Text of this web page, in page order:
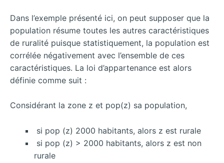
Dans l’exemple présenté ici, on peut supposer que la
population résume toutes les autres caractéristiques
de ruralité puisque statistiquement, la population est
corrélée négativement avec l’ensemble de ces
caractéristiques. La loi d’appartenance est alors
définie comme suit :
Considérant la zone z et pop(z) sa population,
si pop (z) 2000 habitants, alors z est rurale
si pop (z) > 2000 habitants, alors z est non
rurale